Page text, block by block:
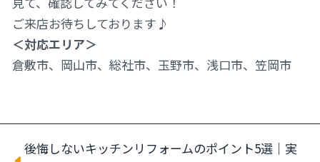
ご来店お待ちしております♪
＜対応エリア＞
倉敷市、岡山市、総社市、玉野市、浅口市、笠岡市
後悔しないキッチンリフォームのポイント5選｜実